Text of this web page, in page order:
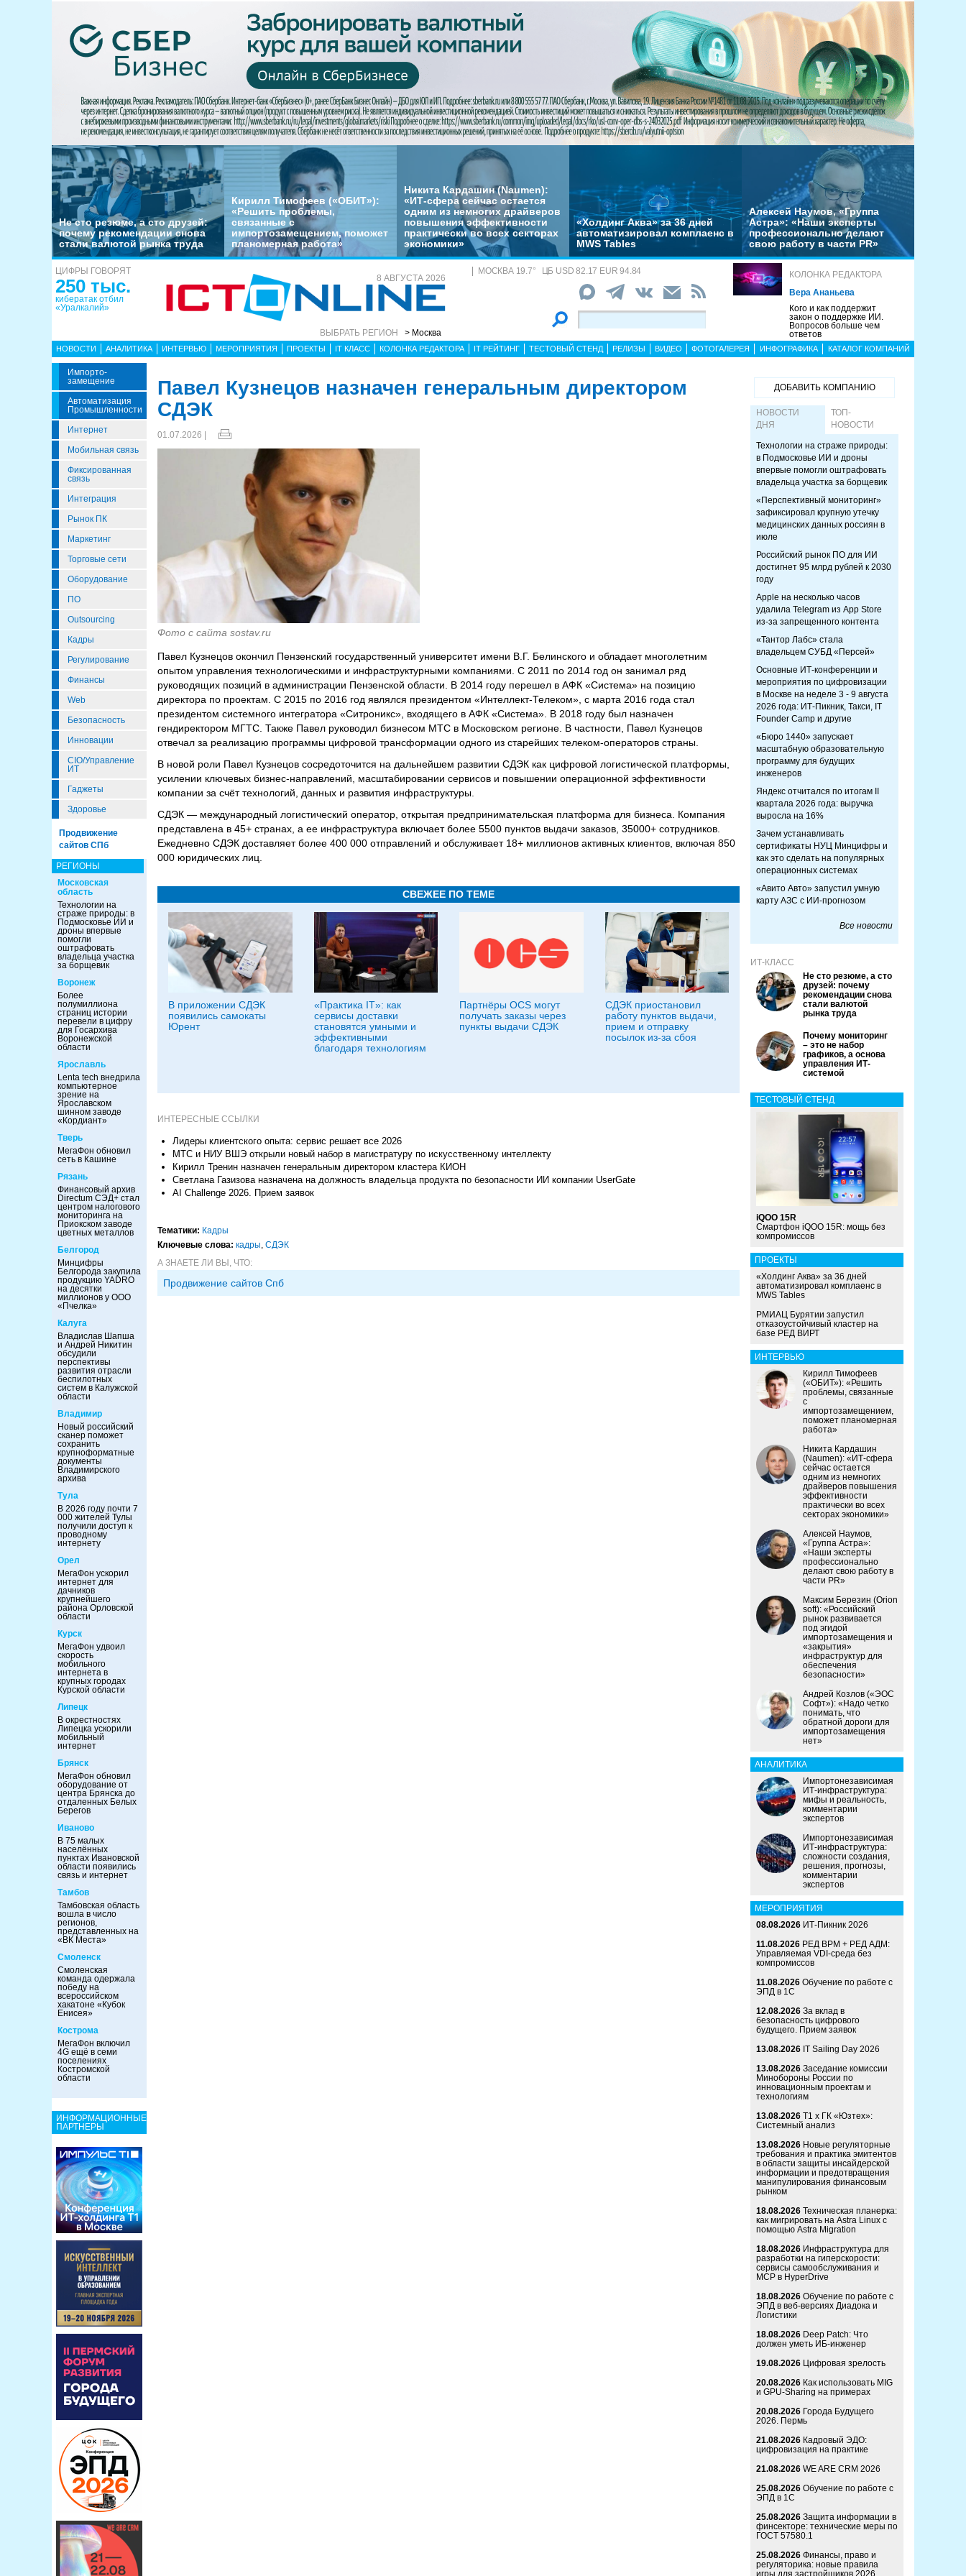
Не сто резюме, а сто друзей:
почему рекомендации снова
стали валютой рынка труда
Кирилл Тимофеев («ОБИТ»):
«Решить проблемы,
связанные с
импортозамещением, поможет
планомерная работа»
Никита Кардашин (Naumen):
«ИТ-сфера сейчас остается
одним из немногих драйверов
повышения эффективности
практически во всех секторах
экономики»
«Холдинг Аква» за 36 дней
автоматизировал комплаенс в
MWS Tables
Алексей Наумов, «Группа
Астра»: «Наши эксперты
профессионально делают
свою работу в части PR»
ЦИФРЫ ГОВОРЯТ
250 тыс.
кибератак отбил
«Уралкалий»
8 АВГУСТА 2026
ВЫБРАТЬ РЕГИОН > Москва
МОСКВА 19.7° ЦБ USD 82.17 EUR 94.84
КОЛОНКА РЕДАКТОРА
Вера Ананьева
Кого и как поддержит
закон о поддержке ИИ.
Вопросов больше чем
ответов
НОВОСТИ АНАЛИТИКА ИНТЕРВЬЮ МЕРОПРИЯТИЯ ПРОЕКТЫ IT КЛАСС КОЛОНКА РЕДАКТОРА IT РЕЙТИНГ ТЕСТОВЫЙ СТЕНД РЕЛИЗЫ ВИДЕО ФОТОГАЛЕРЕЯ ИНФОГРАФИКА КАТАЛОГ КОМПАНИЙ
Импорто­
Замещение
Автоматизация
Промышленности
Интернет
Мобильная связь
Фиксированная
связь
Интеграция
Рынок ПК
Маркетинг
Торговые сети
Оборудование
ПО
Outsourcing
Кадры
Регулирование
Финансы
Web
Безопасность
Инновации
CIO/Управление
ИТ
Гаджеты
Здоровье
Продвижение
сайтов СПб
РЕГИОНЫ
Московская
область
Технологии на
страже природы: в
Подмосковье ИИ и
дроны впервые
помогли
оштрафовать
владельца участка
за борщевик
Воронеж
Более
полумиллиона
страниц истории
перевели в цифру
для Госархива
Воронежской
области
Ярославль
Lenta tech внедрила
компьютерное
зрение на
Ярославском
шинном заводе
«Кордиант»
Тверь
МегаФон обновил
сеть в Кашине
Рязань
Финансовый архив
Directum СЭД+ стал
центром налогового
мониторинга на
Приокском заводе
цветных металлов
Белгород
Минцифры
Белгорода закупила
продукцию YADRO
на десятки
миллионов у ООО
«Пчелка»
Калуга
Владислав Шапша
и Андрей Никитин
обсудили
перспективы
развития отрасли
беспилотных
систем в Калужской
области
Владимир
Новый российский
сканер поможет
сохранить
крупноформатные
документы
Владимирского
архива
Тула
В 2026 году почти 7
000 жителей Тулы
получили доступ к
проводному
интернету
Орел
МегаФон ускорил
интернет для
дачников
крупнейшего
района Орловской
области
Курск
МегаФон удвоил
скорость
мобильного
интернета в
крупных городах
Курской области
Липецк
В окрестностях
Липецка ускорили
мобильный
интернет
Брянск
МегаФон обновил
оборудование от
центра Брянска до
отдаленных Белых
Берегов
Иваново
В 75 малых
населённых
пунктах Ивановской
области появились
связь и интернет
Тамбов
Тамбовская область
вошла в число
регионов,
представленных на
«ВК Места»
Смоленск
Смоленская
команда одержала
победу на
всероссийском
хакатоне «Кубок
Енисея»
Кострома
МегаФон включил
4G ещё в семи
поселениях
Костромской
области
ИНФОРМАЦИОННЫЕ
ПАРТНЕРЫ
Павел Кузнецов назначен генеральным директором
СДЭК
01.07.2026 |
Фото с сайта sostav.ru
Павел Кузнецов окончил Пензенский государственный университет имени В.Г. Белинского и обладает многолетним
опытом управления технологическими и инфраструктурными компаниями. С 2011 по 2014 год он занимал ряд
руководящих позиций в администрации Пензенской области. В 2014 году перешел в АФК «Система» на позицию
директора по проектам. С 2015 по 2016 год являлся президентом «Интеллект-Телеком», с марта 2016 года стал
президентом системного интегратора «Ситроникс», входящего в АФК «Система». В 2018 году был назначен
гендиректором МГТС. Также Павел руководил бизнесом МТС в Московском регионе. В частности, Павел Кузнецов
отвечал за реализацию программы цифровой трансформации одного из старейших телеком-операторов страны.
В новой роли Павел Кузнецов сосредоточится на дальнейшем развитии СДЭК как цифровой логистической платформы,
усилении ключевых бизнес-направлений, масштабировании сервисов и повышении операционной эффективности
компании за счёт технологий, данных и развития инфраструктуры.
СДЭК — международный логистический оператор, открытая предпринимательская платформа для бизнеса. Компания
представлена в 45+ странах, а ее инфраструктура включает более 5500 пунктов выдачи заказов, 35000+ сотрудников.
Ежедневно СДЭК доставляет более 400 000 отправлений и обслуживает 18+ миллионов активных клиентов, включая 850
000 юридических лиц.
СВЕЖЕЕ ПО ТЕМЕ
В приложении СДЭК
появились самокаты
Юрент
«Практика IT»: как
сервисы доставки
становятся умными и
эффективными
благодаря технологиям
Партнёры OCS могут
получать заказы через
пункты выдачи СДЭК
СДЭК приостановил
работу пунктов выдачи,
прием и отправку
посылок из-за сбоя
ИНТЕРЕСНЫЕ ССЫЛКИ
Лидеры клиентского опыта: сервис решает все 2026
МТС и НИУ ВШЭ открыли новый набор в магистратуру по искусственному интеллекту
Кирилл Тренин назначен генеральным директором кластера КИОН
Светлана Газизова назначена на должность владельца продукта по безопасности ИИ компании UserGate
AI Challenge 2026. Прием заявок
Тематики: Кадры
Ключевые слова: кадры, СДЭК
А ЗНАЕТЕ ЛИ ВЫ, ЧТО:
Продвижение сайтов Спб
ДОБАВИТЬ КОМПАНИЮ
НОВОСТИ
ДНЯ
ТОП-
НОВОСТИ
Технологии на страже природы:
в Подмосковье ИИ и дроны
впервые помогли оштрафовать
владельца участка за борщевик
«Перспективный мониторинг»
зафиксировал крупную утечку
медицинских данных россиян в
июле
Российский рынок ПО для ИИ
достигнет 95 млрд рублей к 2030
году
Apple на несколько часов
удалила Telegram из App Store
из-за запрещенного контента
«Тантор Лабс» стала
владельцем СУБД «Персей»
Основные ИТ-конференции и
мероприятия по цифровизации
в Москве на неделе 3 - 9 августа
2026 года: ИТ-Пикник, Такси, IT
Founder Camp и другие
«Бюро 1440» запускает
масштабную образовательную
программу для будущих
инженеров
Яндекс отчитался по итогам II
квартала 2026 года: выручка
выросла на 16%
Зачем устанавливать
сертификаты НУЦ Минцифры и
как это сделать на популярных
операционных системах
«Авито Авто» запустил умную
карту АЗС с ИИ-прогнозом
Все новости
ИТ-КЛАСС
Не сто резюме, а сто
друзей: почему
рекомендации снова
стали валютой
рынка труда
Почему мониторинг
– это не набор
графиков, а основа
управления ИТ-
системой
ТЕСТОВЫЙ СТЕНД
iQOO 15R
Смартфон iQOO 15R: мощь без
компромиссов
ПРОЕКТЫ
«Холдинг Аква» за 36 дней
автоматизировал комплаенс в
MWS Tables
РМИАЦ Бурятии запустил
отказоустойчивый кластер на
базе РЕД ВИРТ
ИНТЕРВЬЮ
Кирилл Тимофеев
(«ОБИТ»): «Решить
проблемы, связанные
с
импортозамещением,
поможет планомерная
работа»
Никита Кардашин
(Naumen): «ИТ-сфера
сейчас остается
одним из немногих
драйверов повышения
эффективности
практически во всех
секторах экономики»
Алексей Наумов,
«Группа Астра»:
«Наши эксперты
профессионально
делают свою работу в
части PR»
Максим Березин (Orion
soft): «Российский
рынок развивается
под эгидой
импортозамещения и
«закрытия»
инфраструктур для
обеспечения
безопасности»
Андрей Козлов («ЭОС
Софт»): «Надо четко
понимать, что
обратной дороги для
импортозамещения
нет»
АНАЛИТИКА
Импортонезависимая
ИТ-инфраструктура:
мифы и реальность,
комментарии
экспертов
Импортонезависимая
ИТ-инфраструктура:
сложности создания,
решения, прогнозы,
комментарии
экспертов
МЕРОПРИЯТИЯ
08.08.2026 ИТ-Пикник 2026
11.08.2026 РЕД ВРМ + РЕД АДМ:
Управляемая VDI-среда без
компромиссов
11.08.2026 Обучение по работе с
ЭПД в 1С
12.08.2026 За вклад в
безопасность цифрового
будущего. Прием заявок
13.08.2026 IT Sailing Day 2026
13.08.2026 Заседание комиссии
Минобороны России по
инновационным проектам и
технологиям
13.08.2026 Т1 x ГК «Юзтех»:
Системный анализ
13.08.2026 Новые регуляторные
требования и практика эмитентов
в области защиты инсайдерской
информации и предотвращения
манипулирования финансовым
рынком
18.08.2026 Техническая планерка:
как мигрировать на Astra Linux с
помощью Astra Migration
18.08.2026 Инфраструктура для
разработки на гиперскорости:
сервисы самообслуживания и
MCP в HyperDrive
18.08.2026 Обучение по работе с
ЭПД в веб-версиях Диадока и
Логистики
18.08.2026 Deep Patch: Что
должен уметь ИБ-инженер
19.08.2026 Цифровая зрелость
20.08.2026 Как использовать MIG
и GPU-Sharing на примерах
20.08.2026 Города Будущего
2026. Пермь
21.08.2026 Кадровый ЭДО:
цифровизация на практике
21.08.2026 WE ARE CRM 2026
25.08.2026 Обучение по работе с
ЭПД в 1С
25.08.2026 Защита информации в
финсекторе: технические меры по
ГОСТ 57580.1
25.08.2026 Финансы, право и
регуляторика: новые правила